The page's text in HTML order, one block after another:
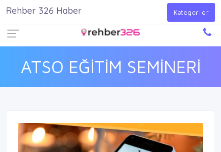
Giriş Yap
ATSO EĞİTİM SEMİNERİ
Rehber 326 Haber Kategoriler